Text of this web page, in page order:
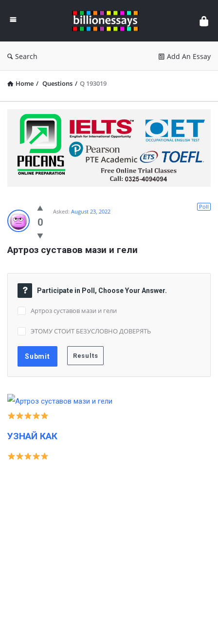
Essays
Search Add An Essay
Home / Questions / Q 193019
0
Poll
Asked: August 23, 2022
Артроз суставов мази и гели
Participate in Poll, Choose Your Answer.
Артроз суставов мази и гели
ЭТОМУ СТОИТ БЕЗУСЛОВНО ДОВЕРЯТЬ
УЗНАЙ КАК